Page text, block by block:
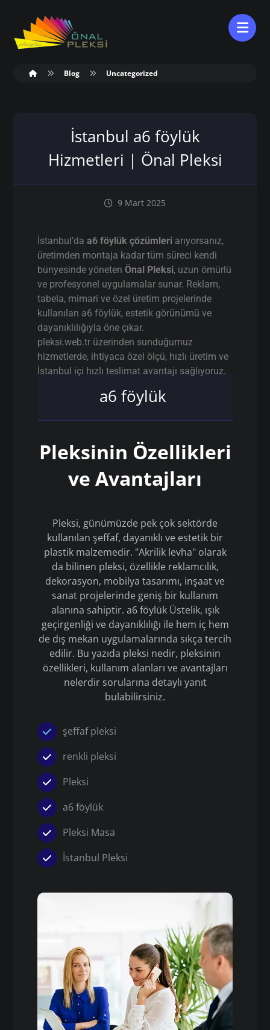
Blog Uncategorized
İstanbul a6 föylük
Hizmetleri | Önal Pleksi
9 Mart 2025
İstanbul’daa6 föylük çözümleri arıyorsanız,
üretimden montaja kadar tüm süreci kendi
bünyesinde yönetenÖnal Pleksi, uzun ömürlü
ve profesyonel uygulamalar sunar. Reklam,
tabela, mimari ve özel üretim projelerinde
kullanılan a6 föylük, estetik görünümü ve
dayanıklılığıyla öne çıkar.
pleksi.web.tr üzerinden sunduğumuz
hizmetlerde, ihtiyaca özel ölçü, hızlı üretim ve
İstanbul içi hızlı teslimat avantajı sağlıyoruz.
a6 föylük
Pleksinin Özellikleri
ve Avantajları
Pleksi, günümüzde pek çok sektörde
kullanılan şeffaf, dayanıklı ve estetik bir
plastik malzemedir. "Akrilik levha" olarak
da bilinen pleksi, özellikle reklamcılık,
dekorasyon, mobilya tasarımı, inşaat ve
sanat projelerinde geniş bir kullanım
alanına sahiptir. a6 föylük Üstelik, ışık
geçirgenliği ve dayanıklılığı ile hem iç hem
de dış mekan uygulamalarında sıkça tercih
edilir. Bu yazıda pleksi nedir, pleksinin
özellikleri, kullanım alanları ve avantajları
nelerdir sorularına detaylı yanıt
bulabilirsiniz.
şeffaf pleksi
renkli pleksi
Pleksi
a6 föylük
Pleksi Masa
İstanbul Pleksi